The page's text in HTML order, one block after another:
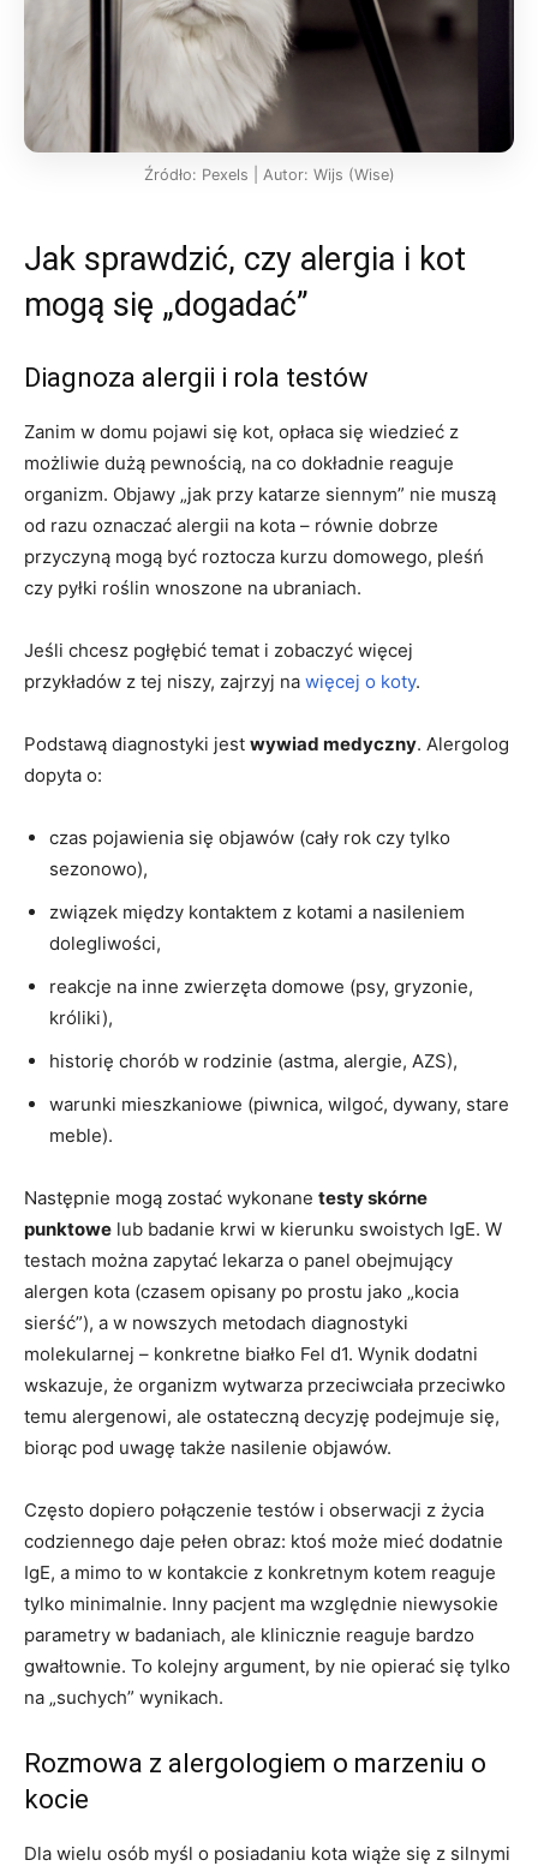
Źródło: Pexels | Autor: Wijs (Wise)
Jak sprawdzić, czy alergia i kot
mogą się „dogadać”
Diagnoza alergii i rola testów
Zanim w domu pojawi się kot, opłaca się wiedzieć z
możliwie dużą pewnością, na co dokładnie reaguje
organizm. Objawy „jak przy katarze siennym” nie muszą
od razu oznaczać alergii na kota – równie dobrze
przyczyną mogą być roztocza kurzu domowego, pleśń
czy pyłki roślin wnoszone na ubraniach.
Jeśli chcesz pogłębić temat i zobaczyć więcej
przykładów z tej niszy, zajrzyj na więcej o koty.
Podstawą diagnostyki jest wywiad medyczny. Alergolog
dopyta o:
czas pojawienia się objawów (cały rok czy tylko
sezonowo),
związek między kontaktem z kotami a nasileniem
dolegliwości,
reakcje na inne zwierzęta domowe (psy, gryzonie,
króliki),
historię chorób w rodzinie (astma, alergie, AZS),
warunki mieszkaniowe (piwnica, wilgoć, dywany, stare
meble).
Następnie mogą zostać wykonane testy skórne
punktowe lub badanie krwi w kierunku swoistych IgE. W
testach można zapytać lekarza o panel obejmujący
alergen kota (czasem opisany po prostu jako „kocia
sierść”), a w nowszych metodach diagnostyki
molekularnej – konkretne białko Fel d1. Wynik dodatni
wskazuje, że organizm wytwarza przeciwciała przeciwko
temu alergenowi, ale ostateczną decyzję podejmuje się,
biorąc pod uwagę także nasilenie objawów.
Często dopiero połączenie testów i obserwacji z życia
codziennego daje pełen obraz: ktoś może mieć dodatnie
IgE, a mimo to w kontakcie z konkretnym kotem reaguje
tylko minimalnie. Inny pacjent ma względnie niewysokie
parametry w badaniach, ale klinicznie reaguje bardzo
gwałtownie. To kolejny argument, by nie opierać się tylko
na „suchych” wynikach.
Rozmowa z alergologiem o marzeniu o
kocie
Dla wielu osób myśl o posiadaniu kota wiąże się z silnymi